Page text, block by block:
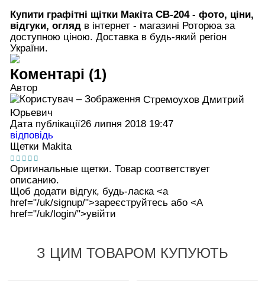
Купити графітні щітки Макіта CB-204 - фото, ціни,
відгуки, огляд в інтернет - магазині Роторюа за
доступною ціною. Доставка в будь-який регіон
України.
Коментарі (1)
Автор
Стремоухов Дмитрий
Юрьевич
Дата публікації26 липня 2018 19:47
відповідь
Щетки Makita
Оригинальные щетки. Товар соответствует
описанию.
Щоб додати відгук, будь-ласка <а
href="/uk/signup/">зареєструйтесь або <А
href="/uk/login/">увійти
З ЦИМ ТОВАРОМ КУПУЮТЬ